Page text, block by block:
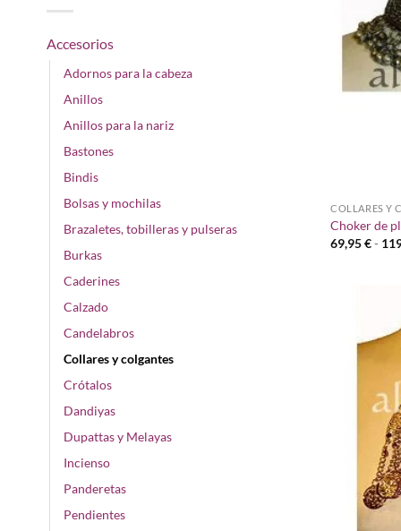
Accesorios
Adornos para la cabeza
Anillos
Anillos para la nariz
Bastones
Bindis
Bolsas y mochilas
Brazaletes, tobilleras y pulseras
Burkas
Caderines
Calzado
Candelabros
Collares y colgantes
Crótalos
Dandiyas
Dupattas y Melayas
Incienso
Panderetas
Pendientes
COLLARES Y
Choker de
69,95€-